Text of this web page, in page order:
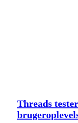
nyt
feedvalg
for
Threads